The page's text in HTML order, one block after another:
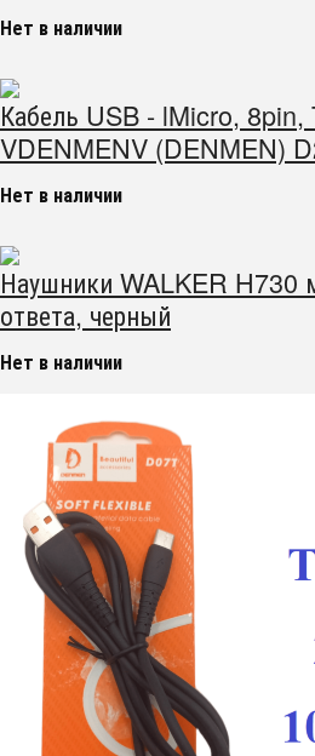
Нет в наличии
Кабель USB - lMicro, 8pin,
VDENMENV (DENMEN)
Нет в наличии
Наушники WALKER H730
ответа, черный
Нет в наличии